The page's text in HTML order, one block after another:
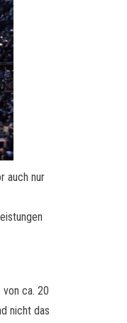
auch nur
ca. 20
nicht das